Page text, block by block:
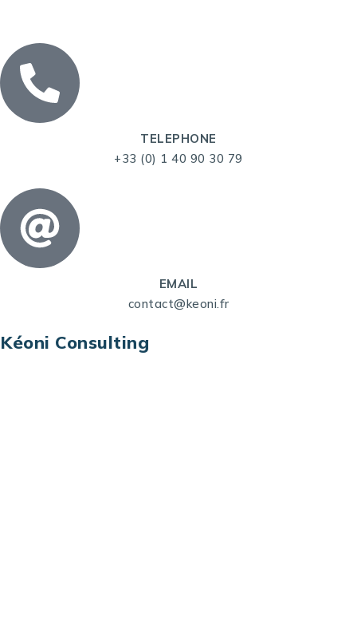
TELEPHONE
+33 (0) 1 40 90 30 79
EMAIL
contact@keoni.fr
Kéoni Consulting